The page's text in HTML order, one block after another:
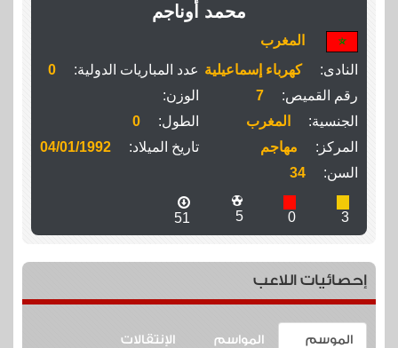
محمد أوناجم
المغرب
النادى:
كهرباء إسماعيلية عدد المباريات الدولية:
0
رقم القميص:
7
الوزن:
الجنسية:
المغرب الطول:
0
المركز:
مهاجم تاريخ الميلاد:
04/01/1992
السن:
34
3
0
5
51
إحصائيات اللاعب
الموسم
المواسم
الإنتقالات